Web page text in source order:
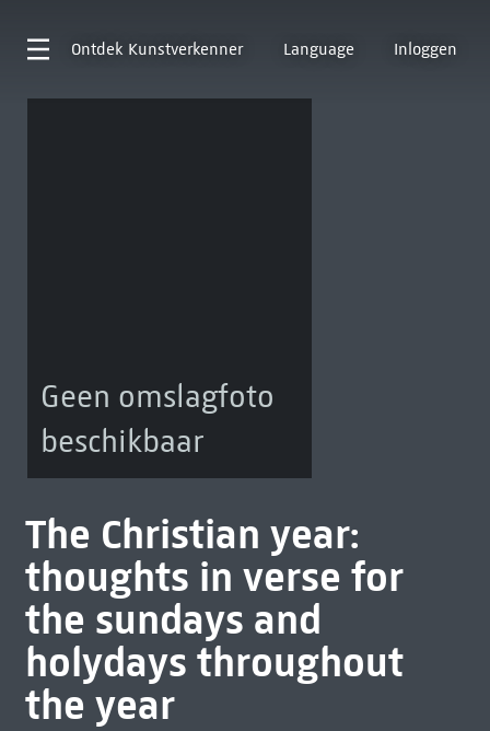
Ontdek Kunstverkenner Language Inloggen
Geen omslagfoto
beschikbaar
The Christian year:
thoughts in verse for
the sundays and
holydays throughout
the year